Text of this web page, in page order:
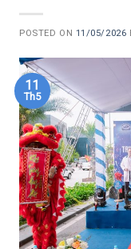
POSTED ON 11/05/2026
11
Th5